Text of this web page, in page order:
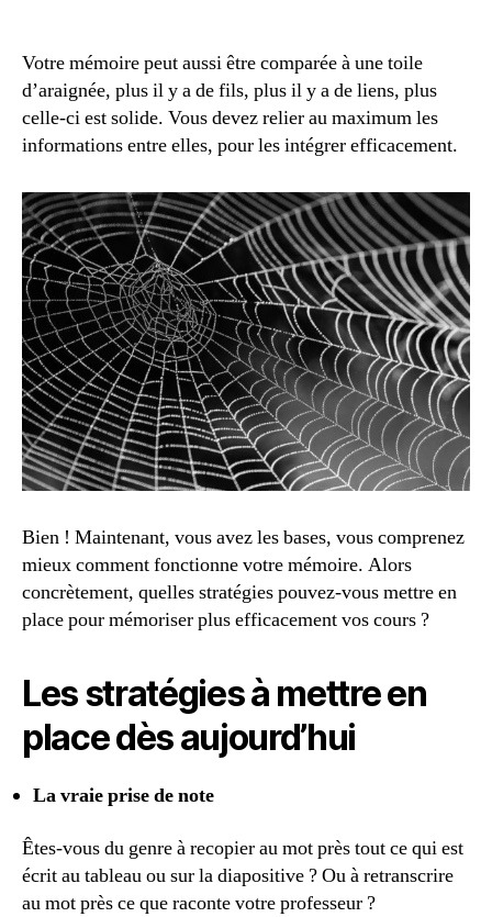
Votre mémoire peut aussi être comparée à une toile
d’araignée, plus il y a de fils, plus il y a de liens, plus
celle-ci est solide. Vous devez relier au maximum les
informations entre elles, pour les intégrer efficacement.
Bien ! Maintenant, vous avez les bases, vous comprenez
mieux comment fonctionne votre mémoire. Alors
concrètement, quelles stratégies pouvez-vous mettre en
place pour mémoriser plus efficacement vos cours ?
Les stratégies à mettre en
place dès aujourd’hui
La vraie prise de note
Êtes-vous du genre à recopier au mot près tout ce qui est
écrit au tableau ou sur la diapositive ? Ou à retranscrire
au mot près ce que raconte votre professeur ?